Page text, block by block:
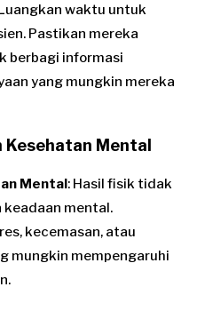
waktu untuk
Pastikan mereka
berbagi informasi
yang mungkin mereka
Mental
Mental: Hasil fisik tidak
keadaan mental.
kecemasan, atau
mungkin mempengaruhi